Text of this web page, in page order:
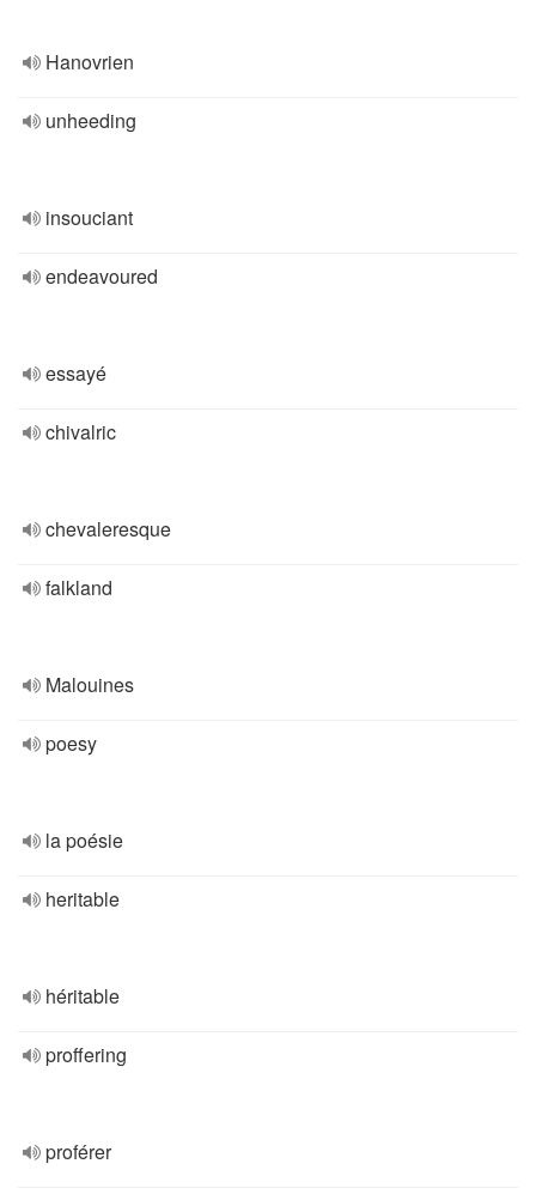
Hanovrien
unheeding
insouciant
endeavoured
essayé
chivalric
chevaleresque
falkland
Malouines
poesy
la poésie
heritable
héritable
proffering
proférer